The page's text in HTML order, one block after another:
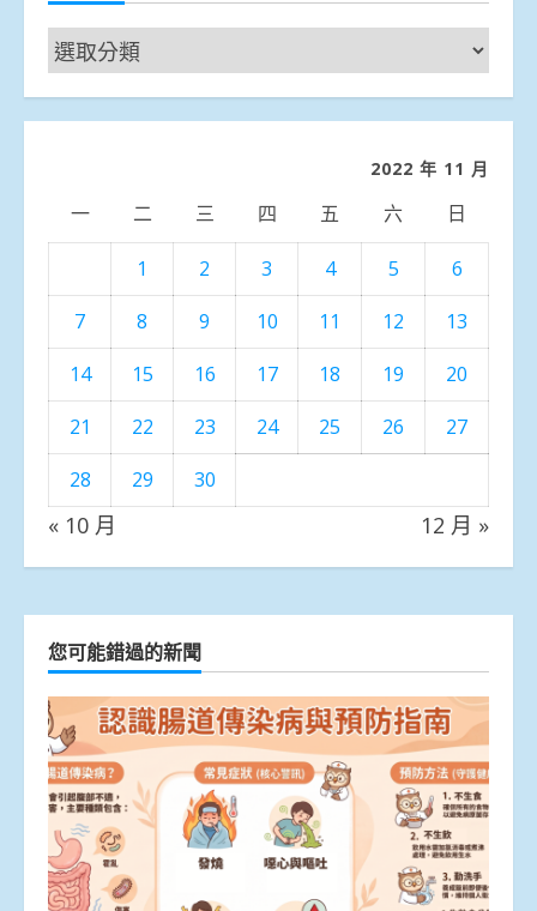
新
聞
分
2022 年 11 月
一 二 三 四 五 六 日
1 2 3 4 5
6
7
8 9 10 11 12
13
14
15 16 17 18 19
20
21
22 23 24 25 26
27
28
29 30
« 10 月 12 月 »
您可能錯過的新聞